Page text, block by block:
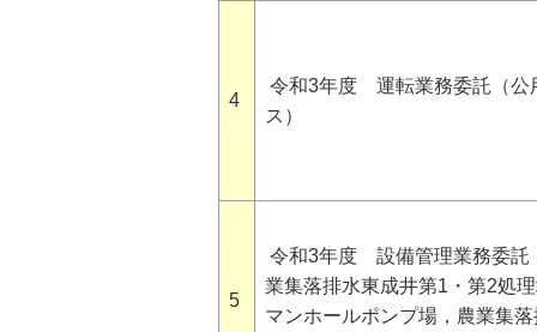
4
令和3年度 運転業務委託（公
ス）
5
令和3年度 設備管理業務委託
業集落排水東成井第1・第2処
マンホールポンプ場，農業集